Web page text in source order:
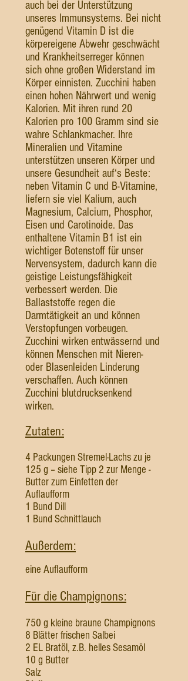
auch bei der Unterstützung
unseres Immunsystems. Bei nicht
genügend Vitamin D ist die
körpereigene Abwehr geschwächt
und Krankheitserreger können
sich ohne großen Widerstand im
Körper einnisten. Zucchini haben
einen hohen Nährwert und wenig
Kalorien. Mit ihren rund 20
Kalorien pro 100 Gramm sind sie
wahre Schlankmacher. Ihre
Mineralien und Vitamine
unterstützen unseren Körper und
unsere Gesundheit auf‘s Beste:
neben Vitamin C und B-Vitamine,
liefern sie viel Kalium, auch
Magnesium, Calcium, Phosphor,
Eisen und Carotinoide. Das
enthaltene Vitamin B1 ist ein
wichtiger Botenstoff für unser
Nervensystem, dadurch kann die
geistige Leistungsfähigkeit
verbessert werden. Die
Ballaststoffe regen die
Darmtätigkeit an und können
Verstopfungen vorbeugen.
Zucchini wirken entwässernd und
können Menschen mit Nieren-
oder Blasenleiden Linderung
verschaffen. Auch können
Zucchini blutdrucksenkend
wirken.
Zutaten:
4 Packungen Stremel-Lachs zu je
125 g – siehe Tipp 2 zur Menge -
Butter zum Einfetten der
Auflaufform
1 Bund Dill
1 Bund Schnittlauch
Außerdem:
eine Auflaufform
Für die Champignons:
750 g kleine braune Champignons
8 Blätter frischen Salbei
2 EL Bratöl, z.B. helles Sesamöl
10 g Butter
Salz